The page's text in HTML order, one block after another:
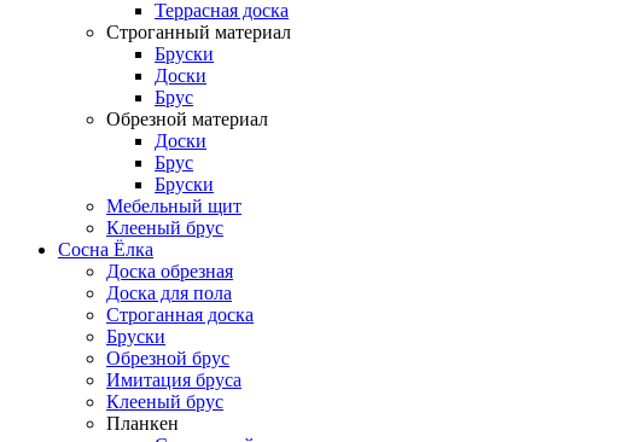
Террасная доска
Строганный материал
Бруски
Доски
Брус
Обрезной материал
Доски
Брус
Бруски
Мебельный щит
Клееный брус
Сосна Ёлка
Доска обрезная
Доска для пола
Строганная доска
Бруски
Обрезной брус
Имитация бруса
Клееный брус
Планкен